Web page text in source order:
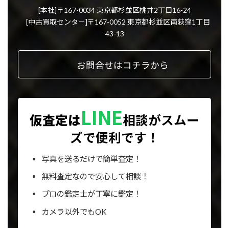
[本社]〒167-0034 東京都杉並区桃井2丁目16-24
[中古買取センター]〒167-0052 東京都杉並区南荻窪1丁目
43-13
お問合せはコチラから
仮査定はLINE相談がスムー
ズで便利です！
写真を送るだけで簡単査定！
無料査定なので安心して相談！
プロの鑑定士が丁寧に鑑定！
カメラ以外でもOK